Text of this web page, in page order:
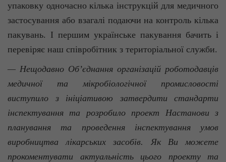
упаковку одночасно кілька інструкцій для медичного
застосування або взагалі подаючи на контроль кілька
пакувань. І першим українське пакування бачить і
перевіряє наш співробітник з територіальної служби.
— Нещодавно Об’єднання організацій роботодавців
медичної та мікробіологічної промисловості
виступило з ініціативою затвердити стандарти
інспектування та розробило проект Настанови з
планування та проведення інспектування умов
виробництва лікарських засобів. Як Ви можете
прокоментувати актуальність цього проекту та